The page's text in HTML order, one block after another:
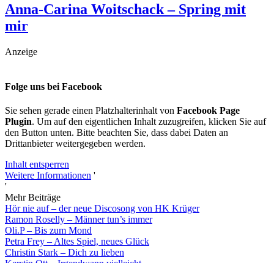
Anna-Carina Woitschack – Spring mit
mir
Anzeige
Folge uns bei Facebook
Sie sehen gerade einen Platzhalterinhalt von Facebook Page
Plugin. Um auf den eigentlichen Inhalt zuzugreifen, klicken Sie auf
den Button unten. Bitte beachten Sie, dass dabei Daten an
Drittanbieter weitergegeben werden.
Inhalt entsperren
Weitere Informationen '
'
Mehr Beiträge
Hör nie auf – der neue Discosong von HK Krüger
Ramon Roselly – Männer tun’s immer
Oli.P – Bis zum Mond
Petra Frey – Altes Spiel, neues Glück
Christin Stark – Dich zu lieben